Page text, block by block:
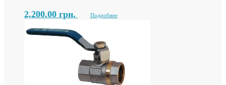
2,200.00 грн. Подробнее